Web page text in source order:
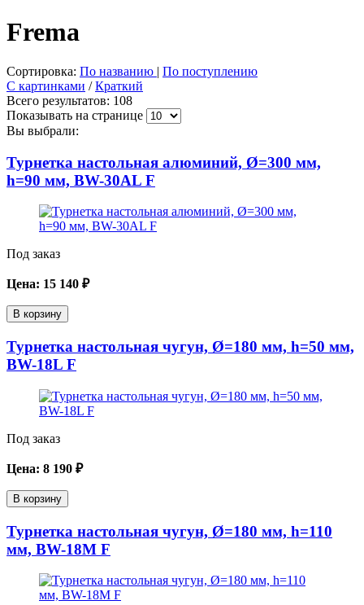
Frema
Сортировка: По названию | По поступлению
С картинками /Краткий
Всего результатов: 108
Показывать на странице
Вы выбрали:
Турнетка настольная алюминий, Ø=300 мм,
h=90 мм, BW-30AL F
Под заказ
Цена: 15 140 ₽
В корзину
Турнетка настольная чугун, Ø=180 мм, h=50 мм,
BW-18L F
Под заказ
Цена: 8 190 ₽
В корзину
Турнетка настольная чугун, Ø=180 мм, h=110
мм, BW-18M F